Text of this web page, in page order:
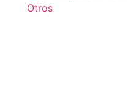
Otros